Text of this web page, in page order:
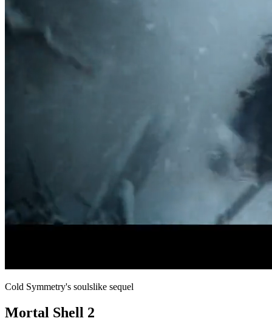
Cold Symmetry's soulslike sequel
Mortal Shell 2